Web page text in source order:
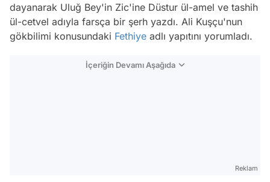
dayanarak Uluğ Bey'in Zic'ine Düstur ül-amel ve tashih
ül-cetvel adıyla farsça bir şerh yazdı. Ali Kuşçu'nun
gökbilimi konusundaki Fethiye adlı yapıtını yorumladı.
İçeriğin Devamı Aşağıda
Reklam